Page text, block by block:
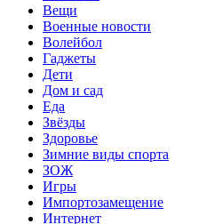
Вещи
Военные новости
Волейбол
Гаджеты
Дети
Дом и сад
Еда
Звёзды
Здоровье
Зимние виды спорта
ЗОЖ
Игры
Импортозамещение
Интернет